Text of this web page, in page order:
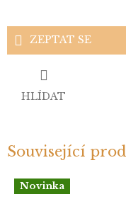
ZEPTAT SE
HLÍDAT
Související
Novinka